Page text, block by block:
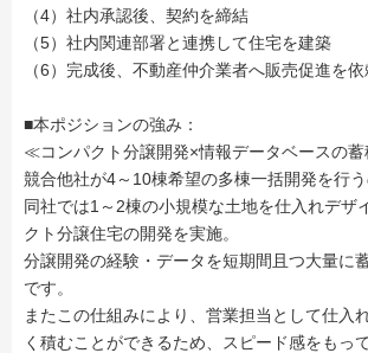
（4）社内承認後、契約を締結
（5）社内関連部署と連携して住宅を建築
（6）完成後、不動産仲介業者へ販売促進を依
■本ポジションの強み：
≪コンパクト分譲開発×情報データベースの
競合他社が4～10棟希望の多棟一括開発を行う
同社では1～2棟の小規模な土地を仕入れデザ
クト分譲住宅の開発を実施。
分譲開発の経験・データを短期間且つ大量に
です。
またこの仕組みにより、営業担当として仕入
く積むことができるため、スピード感をもっ